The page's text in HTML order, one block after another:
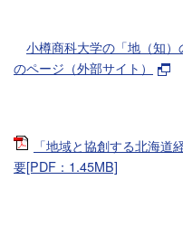
小樽商科大学の「地（知）
のページ（外部サイト）
「地域と協創する北海
要[PDF：1.45MB]